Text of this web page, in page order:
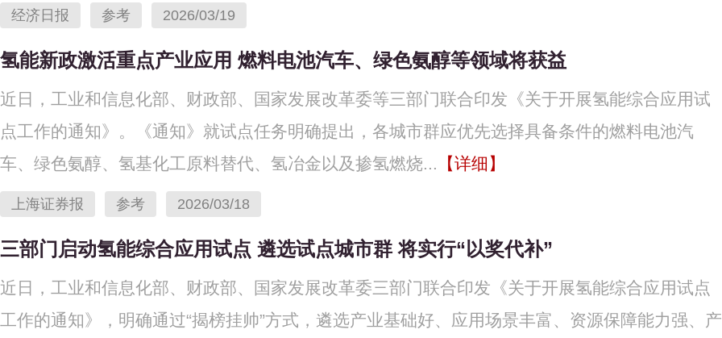
经济日报 参考 2026/03/19
氢能新政激活重点产业应用 燃料电池汽车、绿色氨醇等领域将获益
近日，工业和信息化部、财政部、国家发展改革委等三部门联合印发《关于开展氢能综合应用试
点工作的通知》。《通知》就试点任务明确提出，各城市群应优先选择具备条件的燃料电池汽
车、绿色氨醇、氢基化工原料替代、氢冶金以及掺氢燃烧... 【详细】
上海证券报 参考 2026/03/18
三部门启动氢能综合应用试点 遴选试点城市群 将实行“以奖代补”
近日，工业和信息化部、财政部、国家发展改革委三部门联合印发《关于开展氢能综合应用试点
工作的通知》，明确通过“揭榜挂帅”方式，遴选产业基础好、应用场景丰富、资源保障能力强、产